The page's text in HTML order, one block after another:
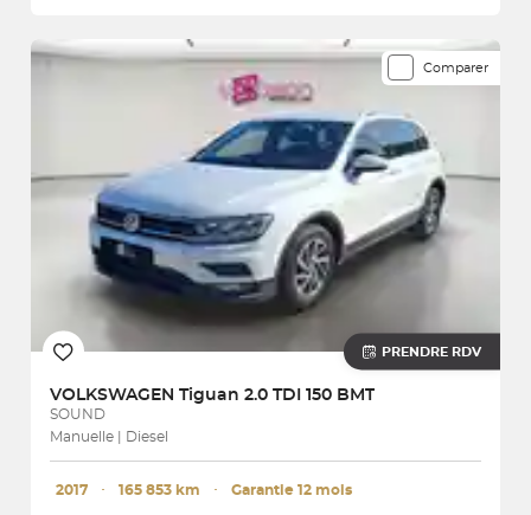
Comparer
PRENDRE RDV
VOLKSWAGEN Tiguan 2.0 TDI 150 BMT
SOUND
Manuelle | Diesel
2017 ･ 165 853 km ･ Garantie 12 mois